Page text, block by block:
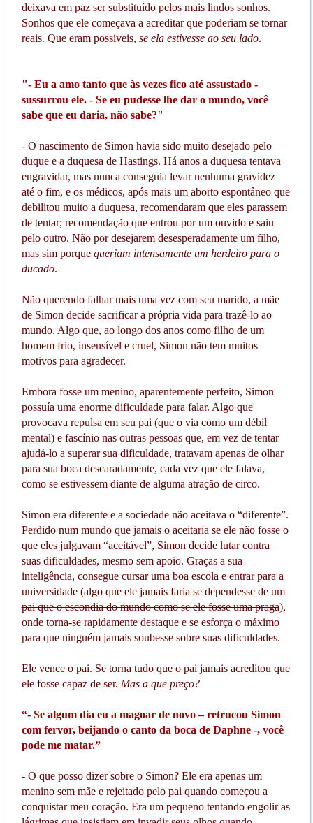
deixava em paz ser substituído pelos mais lindos sonhos.
Sonhos que ele começava a acreditar que poderiam se tornar
reais. Que eram possíveis, se ela estivesse ao seu lado.
"- Eu a amo tanto que às vezes fico até assustado -
sussurrou ele. - Se eu pudesse lhe dar o mundo, você
sabe que eu daria, não sabe?"
- O nascimento de Simon havia sido muito desejado pelo
duque e a duquesa de Hastings. Há anos a duquesa tentava
engravidar, mas nunca conseguia levar nenhuma gravidez
até o fim, e os médicos, após mais um aborto espontâneo que
debilitou muito a duquesa, recomendaram que eles parassem
de tentar; recomendação que entrou por um ouvido e saiu
pelo outro. Não por desejarem desesperadamente um filho,
mas sim porque queriam intensamente um herdeiro para o
ducado.
Não querendo falhar mais uma vez com seu marido, a mãe
de Simon decide sacrificar a própria vida para trazê-lo ao
mundo. Algo que, ao longo dos anos como filho de um
homem frio, insensível e cruel, Simon não tem muitos
motivos para agradecer.
Embora fosse um menino, aparentemente perfeito, Simon
possuía uma enorme dificuldade para falar. Algo que
provocava repulsa em seu pai (que o via como um débil
mental) e fascínio nas outras pessoas que, em vez de tentar
ajudá-lo a superar sua dificuldade, tratavam apenas de olhar
para sua boca descaradamente, cada vez que ele falava,
como se estivessem diante de alguma atração de circo.
Simon era diferente e a sociedade não aceitava o “diferente”.
Perdido num mundo que jamais o aceitaria se ele não fosse o
que eles julgavam “aceitável”, Simon decide lutar contra
suas dificuldades, mesmo sem apoio. Graças a sua
inteligência, consegue cursar uma boa escola e entrar para a
universidade (algo que ele jamais faria se dependesse de um
pai que o escondia do mundo como se ele fosse uma praga),
onde torna-se rapidamente destaque e se esforça o máximo
para que ninguém jamais soubesse sobre suas dificuldades.
Ele vence o pai. Se torna tudo que o pai jamais acreditou que
ele fosse capaz de ser. Mas a que preço?
“- Se algum dia eu a magoar de novo – retrucou Simon
com fervor, beijando o canto da boca de Daphne -, você
pode me matar.”
- O que posso dizer sobre o Simon? Ele era apenas um
menino sem mãe e rejeitado pelo pai quando começou a
conquistar meu coração. Era um pequeno tentando engolir as